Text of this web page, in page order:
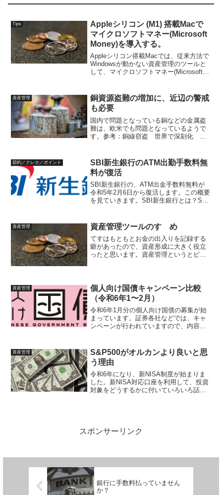
Tips
Appleシリコン (M1) 搭載Macで
マイクロソフトマネー(Microsoft
Money)を導入する。
Appleシリコン搭載Macでは、従来方法で
Windowsが動かない資産管理のツールと
して、マイクロソフトマネー(Microsoft
資産管理
銅資源盗難の増加に、近辺の警戒
も必要
国内で問題となっている銅などの金属盗
難は、欧米でも問題となっているようで
す。参考：銅線窃盗 世界で深刻化 欧
(sankei.com)特に人目につきにくい山中
の太陽光...
節約／クレカ／ポイント
SBI新生銀行のATM出勤手数料無
料が復活
SBI新生銀行の、ATM出金手数料無料が
令和5年2月6日から復活します。この概要
を見ていきます。SBI新生銀行とは？SBI
崩壊の影響で倒産し、一部国有化されま
した。...
資産管理 資産管理ツールのすゝめ
てすはもともとお金の出入りを記録する
癖があったので、資産形成に大きく役立
ったと思います。資産管理というとピン
ドはどのくらい使ったの？...
資産管理
個人向け国債キャンペーン比較
（令和6年1〜2月）
令和6年1月分の個人向け国債の募集が始
まっています。証券各社などでは、キャ
ンペーンが行われていますので、内容を
の個人向け国債（財務省ページ）は、令
和6年1月12日...
資産管理
S&P500がオルカンより良いと思
う理由
令和6年になり、新NISA制度が始まりま
した。新NISA対応口座を利用して、投資
対象をどうするかに付いていろいろ話題
スポンサーリンク
銀行に手数料払っていません
か？